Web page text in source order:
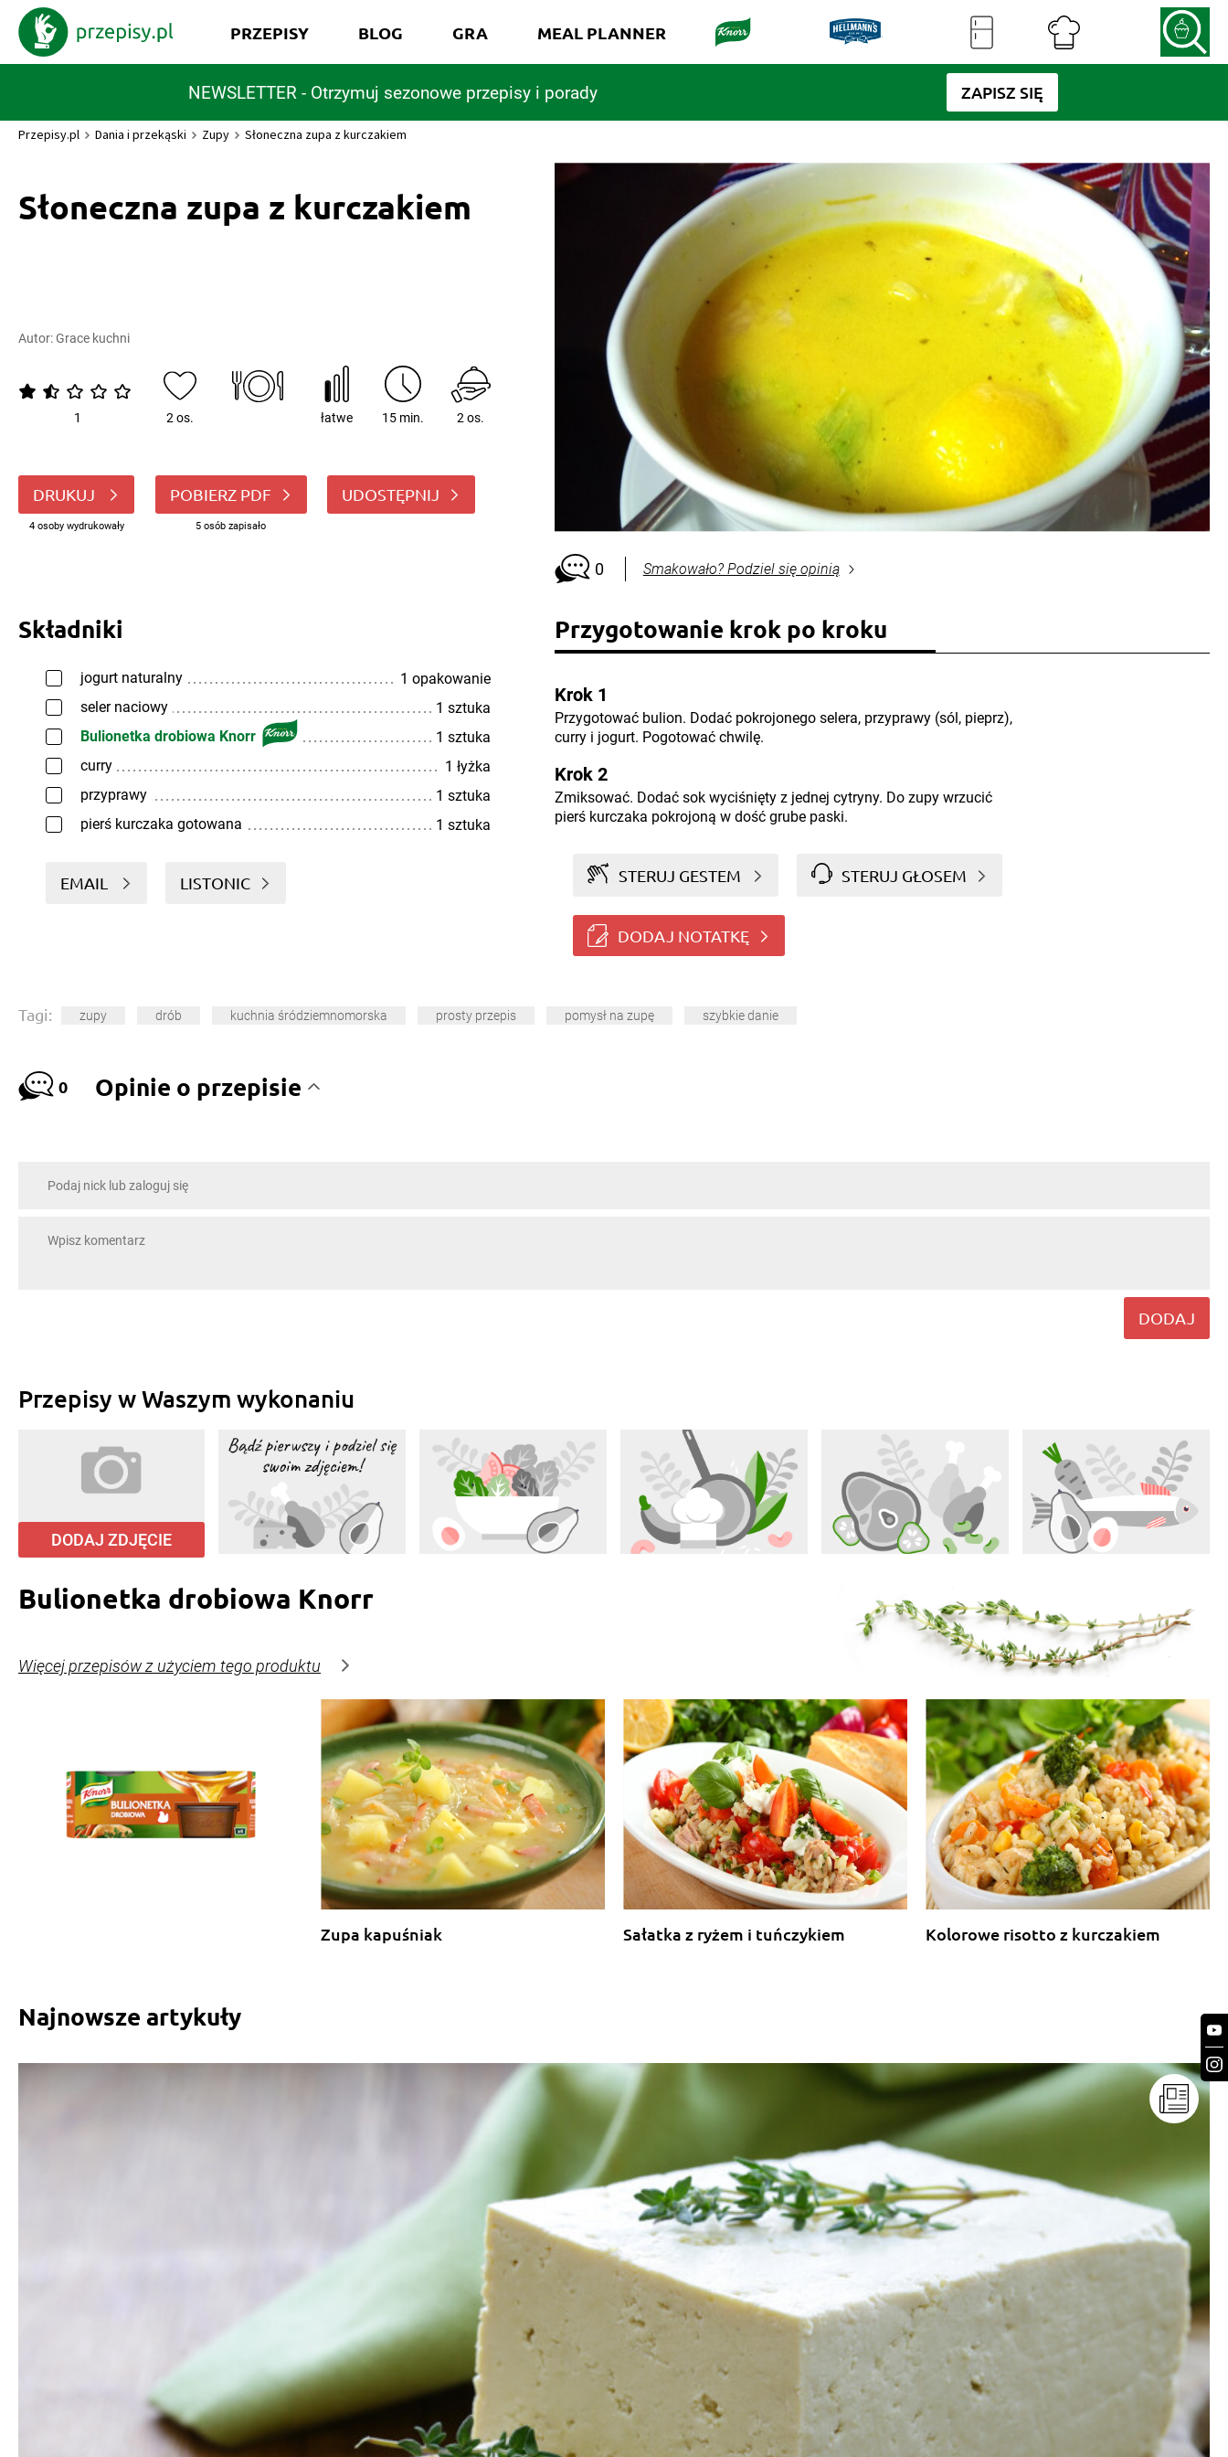
NEWSLETTER - Otrzymuj sezonowe przepisy i porady ZAPISZ SIĘ
PRZEPISY BLOG GRA MEAL PLANNER
Przepisy.pl Dania i przekąski Zupy Słoneczna zupa z kurczakiem
Słoneczna zupa z kurczakiem
Autor:Grace kuchni
1 2 os. łatwe 15 min. 2 os.
DRUKUJ
4 osoby wydrukowały
POBIERZ PDF
5 osób zapisało
UDOSTĘPNIJ
0 Smakowało? Podziel się opinią
Składniki
jogurt naturalny
1 opakowanie
seler naciowy
1 sztuka
Bulionetka drobiowa Knorr
1 sztuka
curry
1 łyżka
przyprawy
1 sztuka
pierś kurczaka gotowana
1 sztuka
EMAIL LISTONIC
Przygotowanie krok po kroku
Krok 1
Przygotować bulion. Dodać pokrojonego selera, przyprawy (sól, pieprz),
curry i jogurt. Pogotować chwilę.
Krok 2
Zmiksować. Dodać sok wyciśnięty z jednej cytryny. Do zupy wrzucić
pierś kurczaka pokrojoną w dość grube paski.
STERUJ GESTEM STERUJ GŁOSEM
DODAJ NOTATKĘ
Tagi: zupy drób kuchnia śródziemnomorska prosty przepis pomysł na zupę szybkie danie
0 Opinie o przepisie
DODAJ
Przepisy w Waszym wykonaniu
DODAJ ZDJĘCIE
Bulionetka drobiowa Knorr
Więcej przepisów z użyciem tego produktu
Zupa kapuśniak Sałatka z ryżem i tuńczykiem Kolorowe risotto z kurczakiem
Najnowsze artykuły